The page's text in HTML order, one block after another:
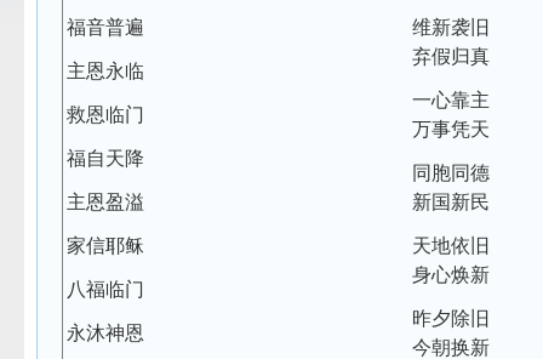
福音普遍
主恩永临
救恩临门
福自天降
主恩盈溢
家信耶稣
八福临门
永沐神恩
维新袭旧
弃假归真
一心靠主
万事凭天
同胞同德
新国新民
天地依旧
身心焕新
昨夕除旧
今朝换新